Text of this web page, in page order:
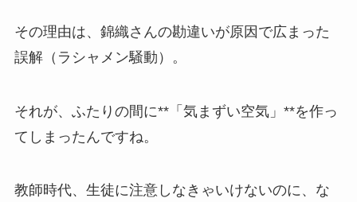
その理由は、錦織さんの勘違いが原因で広まった
誤解（ラシャメン騒動）。
それが、ふたりの間に**「気まずい空気」**を作っ
てしまったんですね。
教師時代、生徒に注意しなきゃいけないのに、な